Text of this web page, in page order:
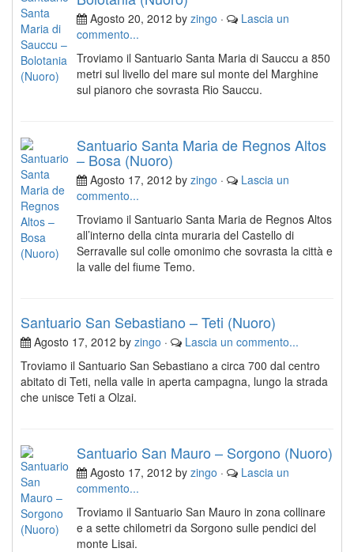
Agosto 20, 2012 by zingo ·
Lascia un
commento...
Troviamo il Santuario Santa Maria di Sauccu a 850
metri sul livello del mare sul monte del Marghine
sul pianoro che sovrasta Rio Sauccu.
Santuario Santa Maria de Regnos Altos
– Bosa (Nuoro)
Agosto 17, 2012 by zingo ·
Lascia un
commento...
Troviamo il Santuario Santa Maria de Regnos Altos
all’interno della cinta muraria del Castello di
Serravalle sul colle omonimo che sovrasta la città e
la valle del fiume Temo.
Santuario San Sebastiano – Teti (Nuoro)
Agosto 17, 2012 by zingo ·
Lascia un commento...
Troviamo il Santuario San Sebastiano a circa 700 dal centro
abitato di Teti, nella valle in aperta campagna, lungo la strada
che unisce Teti a Olzai.
Santuario San Mauro – Sorgono (Nuoro)
Agosto 17, 2012 by zingo ·
Lascia un
commento...
Troviamo il Santuario San Mauro in zona collinare
e a sette chilometri da Sorgono sulle pendici del
monte Lisai.